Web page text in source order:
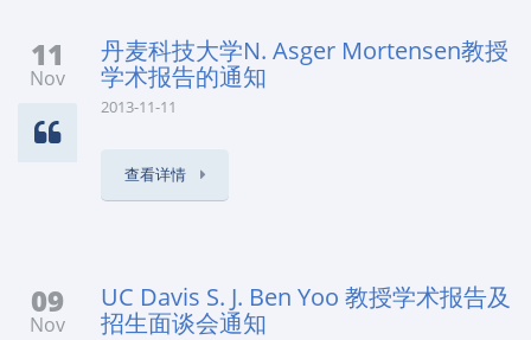
11
Nov
丹麦科技大学N. Asger Mortensen教授
学术报告的通知
2013-11-11
查看详情
09
Nov
UC Davis S. J. Ben Yoo 教授学术报告及
招生面谈会通知